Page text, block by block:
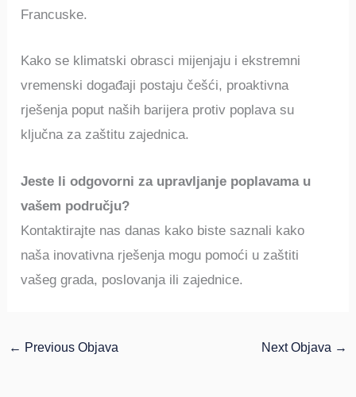
Francuske.
Kako se klimatski obrasci mijenjaju i ekstremni
vremenski događaji postaju češći, proaktivna
rješenja poput naših barijera protiv poplava su
ključna za zaštitu zajednica.
Jeste li odgovorni za upravljanje poplavama u
vašem području?
Kontaktirajte nas danas kako biste saznali kako
naša inovativna rješenja mogu pomoći u zaštiti
vašeg grada, poslovanja ili zajednice.
← Previous Objava Next Objava →